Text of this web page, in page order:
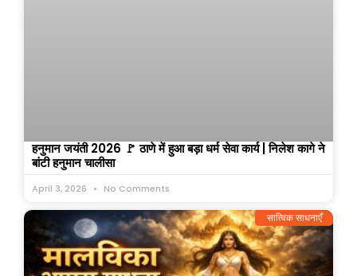
हनुमान जयंती 2026 🚩 ठाणे में हुआ बड़ा धर्म सेवा कार्य | निलेश कागे ने
बांटी हनुमान चालीसा
April 3, 2026 No Comments
सात्विक साधनाएँ